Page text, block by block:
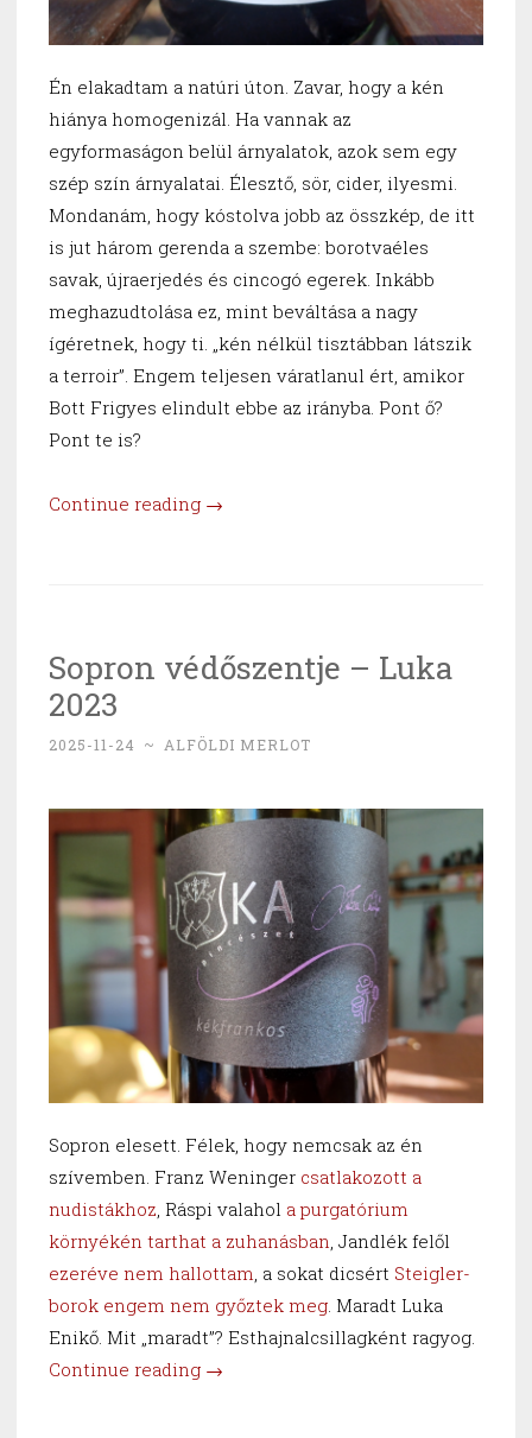
Én elakadtam a natúri úton. Zavar, hogy a kén
hiánya homogenizál. Ha vannak az
egyformaságon belül árnyalatok, azok sem egy
szép szín árnyalatai. Élesztő, sör, cider, ilyesmi.
Mondanám, hogy kóstolva jobb az összkép, de itt
is jut három gerenda a szembe: borotvaéles
savak, újraerjedés és cincogó egerek. Inkább
meghazudtolása ez, mint beváltása a nagy
ígéretnek, hogy ti. „kén nélkül tisztábban látszik
a terroir”. Engem teljesen váratlanul ért, amikor
Bott Frigyes elindult ebbe az irányba. Pont ő?
Pont te is?
Continue reading “Bott
→
Sopron védőszentje – Luka
2023
2025-11-24 ~ ALFÖLDI MERLOT
Sopron elesett. Félek, hogy nemcsak az én
szívemben. Franz Weninger csatlakozott a
nudistákhoz, Ráspi valahol a purgatórium
környékén tarthat a zuhanásban, Jandlék felől
ezeréve nem hallottam, a sokat dicsért Steigler-
borok engem nem győztek meg. Maradt Luka
Enikő. Mit „maradt”? Esthajnalcsillagként ragyog.
Continue reading “Sopron
→